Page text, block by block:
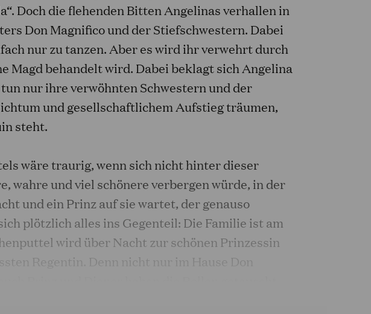
Doch die flehenden Bitten Angelinas verhallen in
Don Magnifico und der Stiefschwestern. Dabei
nur zu tanzen. Aber es wird ihr verwehrt durch
Magd behandelt wird. Dabei beklagt sich Angelina
nur ihre verwöhnten Schwestern und der
und gesellschaftlichem Aufstieg träumen,
steht.
wäre traurig, wenn sich nicht hinter dieser
wahre und viel schönere verbergen würde, in der
und ein Prinz auf sie wartet, der genauso
plötzlich alles ins Gegenteil: Die Familie ist am
wird über Nacht zur schönen Prinzessin
Regentin. Denn nicht nur im Hause Don